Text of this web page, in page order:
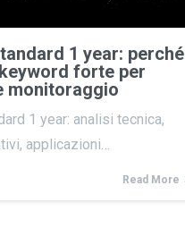
1 year: perché
forte per
monitoraggio
1 year: analisi tecnica,
applicazioni…
Read More